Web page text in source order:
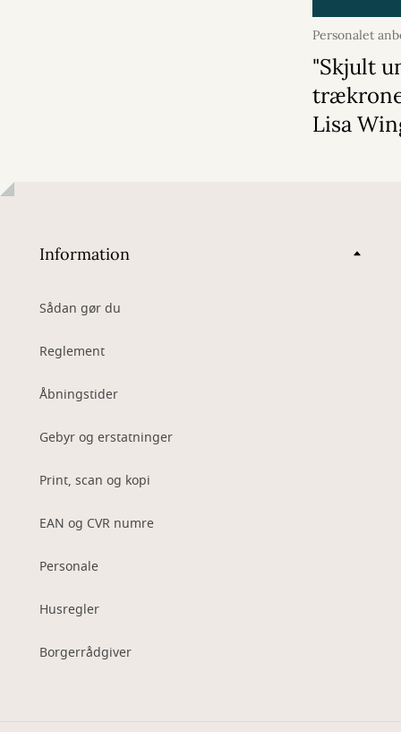
Personalet
januar 2026
"Skjult
Lisa
Information
Sådan gør du
Reglement
Åbningstider
Gebyr og erstatninger
Print, scan og kopi
EAN og CVR numre
Personale
Husregler
Borgerrådgiver